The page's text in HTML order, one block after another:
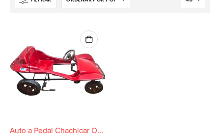
Auto a Pedal Chachicar Original